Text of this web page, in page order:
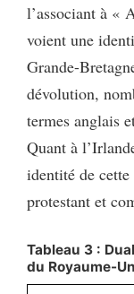
l’associant à «
voient une
Grande-
dévolution,
termes anglais
Quant à
identité de
protestant et
Tableau 3 :
du Royaume-